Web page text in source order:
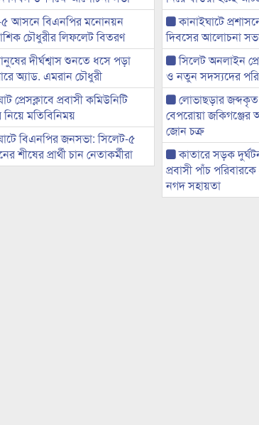
৫ আসনে বিএনপির মনোনয়ন
চৌধুরীর লিফলেট বিতরণ
দীর্ঘশ্বাস শুনতে ধসে পড়া
অ্যাড. এমরান চৌধুরী
প্রেসক্লাবে প্রবাসী কমিউনিটি
মতিবিনিময়
বিএনপির জনসভা: সিলেট-৫
শীষের প্রার্থী চান নেতাকর্মীরা
কানাইঘাটে
দিবসের আলোচনা
সিলেট অনলাইন
ও নতুন সদস্যদের
লোভাছড়ার জব্দকৃত
বেপরোয়া জকিগঞ্জের
জোন চক্র
কাতারে সড়ক
প্রবাসী পাঁচ
নগদ সহায়তা